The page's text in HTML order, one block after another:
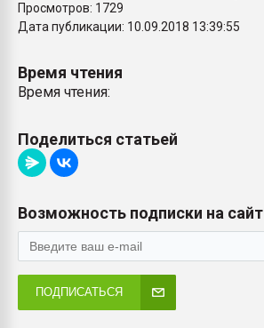
Просмотров: 1729
Дата публикации: 10.09.2018 13:39:55
Время чтения
Время чтения:
Поделиться статьей
Возможность подписки на сайт
ПОДПИСАТЬСЯ